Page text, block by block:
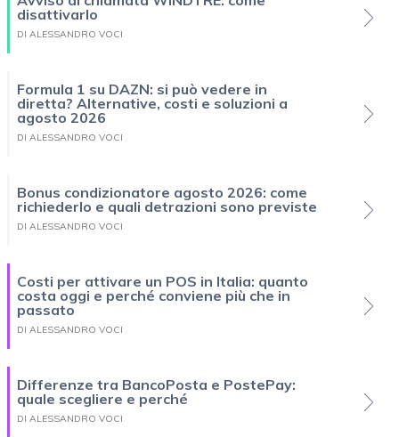
disattivarlo
DI ALESSANDRO VOCI
Formula 1 su DAZN: si può vedere in
diretta? Alternative, costi e soluzioni a
agosto 2026
DI ALESSANDRO VOCI
Bonus condizionatore agosto 2026: come
richiederlo e quali detrazioni sono previste
DI ALESSANDRO VOCI
Costi per attivare un POS in Italia: quanto
costa oggi e perché conviene più che in
passato
DI ALESSANDRO VOCI
Differenze tra BancoPosta e PostePay:
quale scegliere e perché
DI ALESSANDRO VOCI